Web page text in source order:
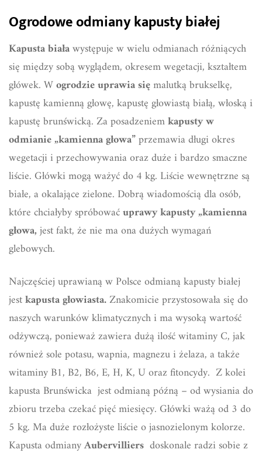
Ogrodowe odmiany kapusty białej
Kapusta białawystępuje w wielu odmianach różniących
się między sobą wyglądem, okresem wegetacji, kształtem
główek. Wogrodzie uprawia sięmalutką brukselkę,
kapustę kamienną głowę, kapustę głowiastą białą, włoską i
kapustę brunświcką. Za posadzeniemkapusty w
odmianie „kamienna głowa”przemawia długi okres
wegetacji i przechowywania oraz duże i bardzo smaczne
liście. Główki mogą ważyć do 4 kg. Liście wewnętrzne są
białe, a okalające zielone. Dobrą wiadomością dla osób,
które chciałyby spróbowaćuprawy kapusty „kamienna
głowa,jest fakt, że nie ma ona dużych wymagań
glebowych.
Najczęściej uprawianą w Polsce odmianą kapusty białej
jestkapusta głowiasta.Znakomicie przystosowała się do
naszych warunków klimatycznych i ma wysoką wartość
odżywczą, ponieważ zawiera dużą ilość witaminy C, jak
również sole potasu, wapnia, magnezu i żelaza, a także
witaminy B1, B2, B6, E, H, K, U oraz fitoncydy. Z kolei
kapusta Brunświcka jest odmianą późną – od wysiania do
zbioru trzeba czekać pięć miesięcy. Główki ważą od 3 do
5 kg. Ma duże rozłożyste liście o jasnozielonym kolorze.
Kapusta odmianyAubervilliers doskonale radzi sobie z